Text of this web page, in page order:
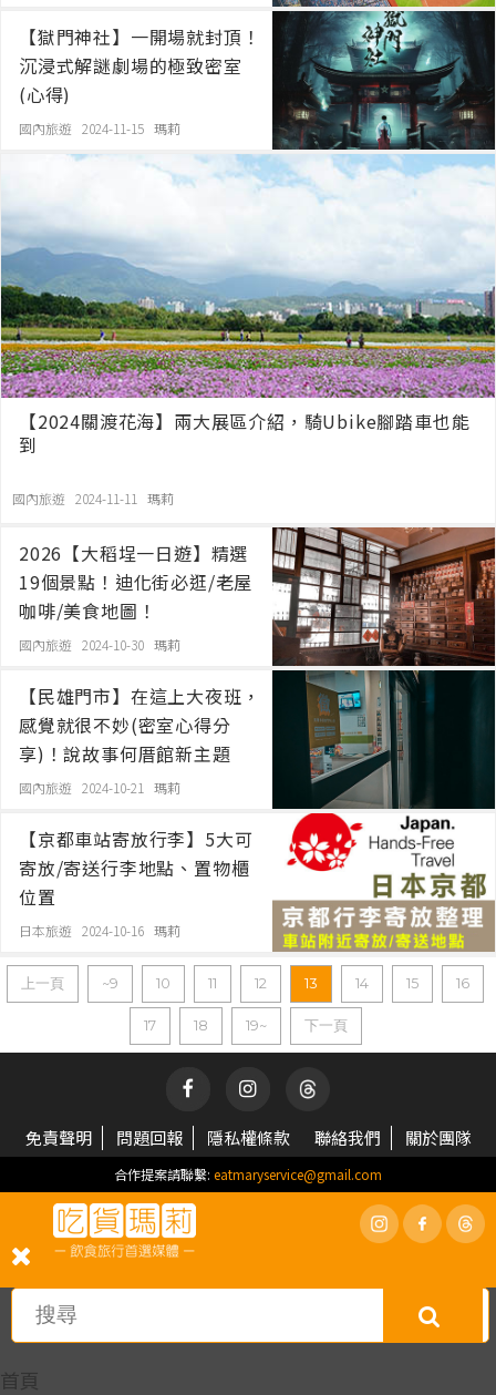
【獄門神社】一開場就封頂！
沉浸式解謎劇場的極致密室
(心得)
國內旅遊 2024-11-15 瑪莉
【2024關渡花海】兩大展區介紹，騎Ubike腳踏車也能
到
國內旅遊 2024-11-11 瑪莉
2026【大稻埕一日遊】精選
19個景點！迪化街必逛/老屋
咖啡/美食地圖！
國內旅遊 2024-10-30 瑪莉
【民雄門市】在這上大夜班，
感覺就很不妙(密室心得分
享)！說故事何厝館新主題
國內旅遊 2024-10-21 瑪莉
【京都車站寄放行李】5大可
寄放/寄送行李地點、置物櫃
位置
日本旅遊 2024-10-16 瑪莉
上一頁 ~9 10 11 12 13 14 15 16
17 18 19~ 下一頁
免責聲明 問題回報 隱私權條款 聯絡我們 關於團隊
合作提案請聯繫: eatmaryservice@gmail.com
首頁